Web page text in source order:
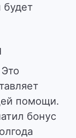
будет
помощи.
бонус